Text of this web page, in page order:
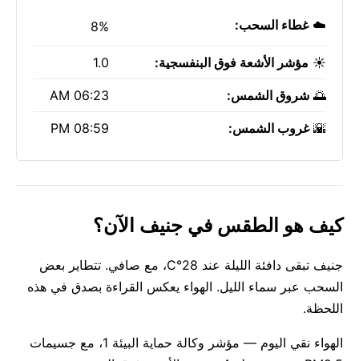
☁️غطاء السحب: 8%
☀️ مؤشر الأشعة فوق البنفسجية: 1.0
🌅 شروق الشمس: 06:23 AM
🌇غروب الشمس: 08:59 PM
كيف هو الطقس في جنيف الآن؟
جنيف تبقى دافئة الليلة عند 28°C، مع صافي. تتطاير بعض
السحب عبر سماء الليل. الهواء يعكس القراءة بصدق في هذه
اللحظة.
الهواء نقي اليوم — مؤشر وكالة حماية البيئة 1، مع جسيمات